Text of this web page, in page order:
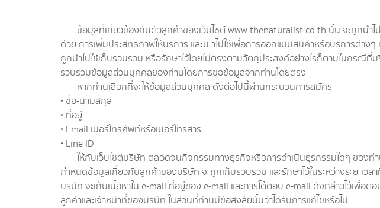
ข้อมูลที่เกี่ยวข้องกับตัวลูกค้าของเว็บไซต์ www.thenaturalist.co.th นั้น จะถูกนำไ
ด้วย การเพิ่มประสิทธิภาพให้บริการ และน าไปใช้เพื่อการออกแบบสินค้าหรือบริการต่า
ถูกนำไปใช้เก็บรวบรวม หรือรักษาไว้โดยไม่ตรงตามวัตถุประสงค์อย่างไรก็ตามในกรณี
รวบรวมข้อมูลส่วนบุคคลของท่านโดยการขอข้อมูลจากท่านโดยตรง
หากท่านเลือกที่จะให้ข้อมูลส่วนบุคคล ดังต่อไปนี้ผ่านกระบวนการสมัคร
• ชื่อ-นามสกุล
• ที่อยู่
• Email เบอร์โทรศัพท์หรือเบอร์โทรสาร
• Line ID
ให้กับเว็บไซต์บริษัท ตลอดจนกิจกรรมทางธุรกิจหรือการดำเนินธุรกรรมใดๆ ของท่
กำหนดข้อมูลเกี่ยวกับลูกค้าของบริษัท จะถูกเก็บรวบรวม และรักษาไว้ในระหว่างระยะ
บริษัท จะเก็บเนื้อหาใน e-mail ที่อยู่ของ e-mail และการโต้ตอบ e-mail ดังกล่าวไว้เพื่อ
ลูกค้าและเจ้าหน้าที่ของบริษัท ในส่วนที่ท่านมีข้อสงสัยนั้นว่าได้รับการแก้ไขหรือไม่